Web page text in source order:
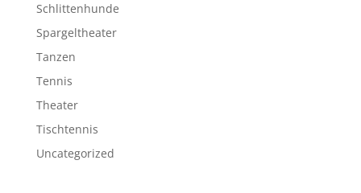
Schlittenhunde
Spargeltheater
Tanzen
Tennis
Theater
Tischtennis
Uncategorized